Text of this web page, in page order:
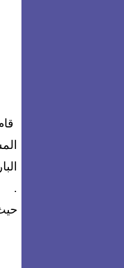
.